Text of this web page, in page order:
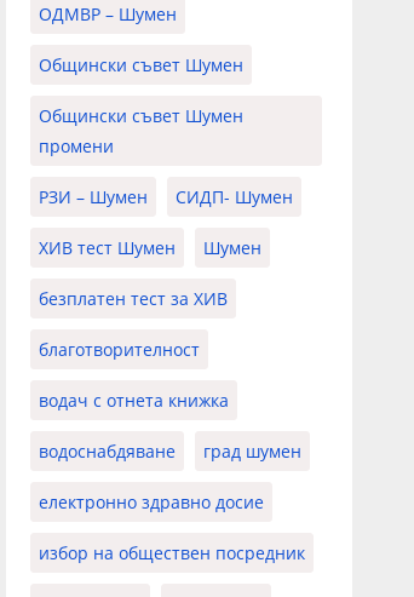
ОДМВР – Шумен
Общински съвет Шумен
Общински съвет Шумен
промени
РЗИ – Шумен СИДП- Шумен
ХИВ тест Шумен Шумен
безплатен тест за ХИВ
благотворителност
водач с отнета книжка
водоснабдяване град шумен
електронно здравно досие
избор на обществен посредник